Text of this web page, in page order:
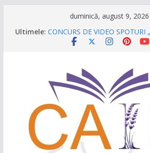
duminică, august 9, 2026
Ultimele: CONCURS DE VIDEO SPOTURI
of the Prut – destinația ta
Târgul regional „Viitorul e
Un capitol se încheie, iar un viitor
oportunități începe!
Festivalul Lavandei a fost
și clipe de neuitat!